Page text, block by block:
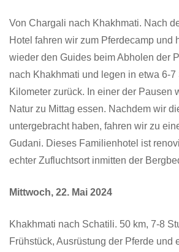
Von Chargali nach Khakhmati. Nach
Hotel fahren wir zum Pferdecamp und
wieder den Guides beim Abholen der
nach Khakhmati und legen in etwa 6-7
Kilometer zurück. In einer der Pausen
Natur zu Mittag essen. Nachdem wir
untergebracht haben, fahren wir zu
Gudani. Dieses Familienhotel ist
echter Zufluchtsort inmitten der
Mittwoch, 22. Mai 2024
Khakhmati nach Schatili. 50 km, 7-8
Frühstück, Ausrüstung der Pferde und